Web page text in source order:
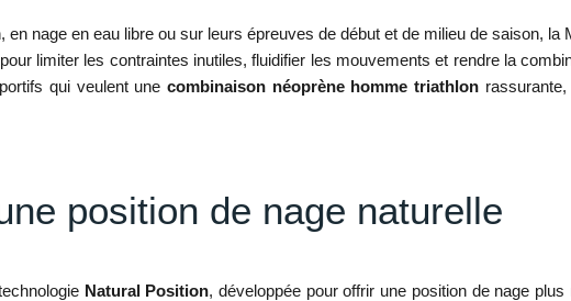
nage en eau libre ou sur leurs épreuves de début et de milieu de saison,
limiter les contraintes inutiles, fluidifier les mouvements et rendre la
qui veulent une combinaison néoprène homme triathlonrassurante,
position de nage naturelle
Natural Position, développée pour offrir une position de nage